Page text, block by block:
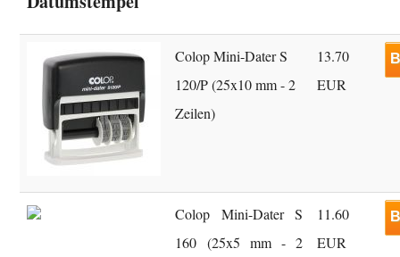
Colop Mini-Dater S
120/P (25x10 mm - 2
Zeilen)
13.70
EUR
Colop Mini-Dater S
160 (25x5 mm - 2
11.60
EUR